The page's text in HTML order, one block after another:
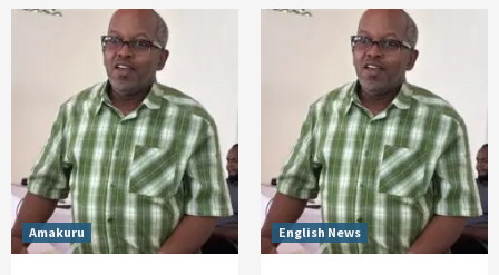
Amakuru English News